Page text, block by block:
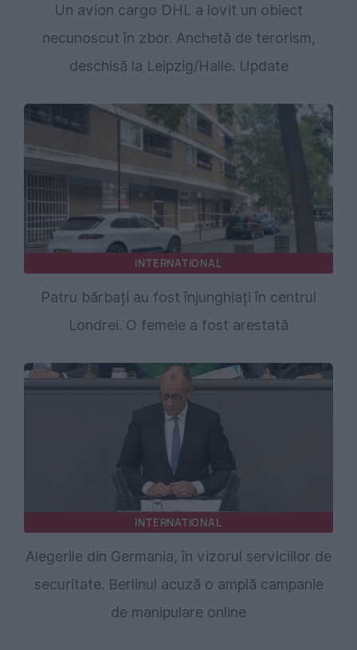
Un avion cargo DHL a lovit un obiect
necunoscut în zbor. Anchetă de terorism,
deschisă la Leipzig/Halle. Update
INTERNATIONAL
Patru bărbați au fost înjunghiați în centrul
Londrei. O femeie a fost arestată
INTERNATIONAL
Alegerile din Germania, în vizorul serviciilor de
securitate. Berlinul acuză o amplă campanie
de manipulare online